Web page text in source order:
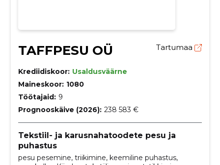
TAFFPESU OÜ Tartumaa
Krediidiskoor: Usaldusväärne
Maineskoor: 1080
Töötajaid: 9
Prognooskäive (2026): 238 583 €
Tekstiil- ja karusnahatoodete pesu ja
puhastus
pesu pesemine, triikimine, keemiline puhastus,